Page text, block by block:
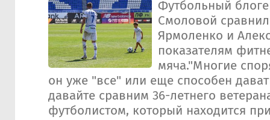
Футбольный
Смоловой
Ярмоленко и
показателям
мяча."Многие
он уже "все" или еще способен
давайте сравним 36-летнего
футболистом, который находится